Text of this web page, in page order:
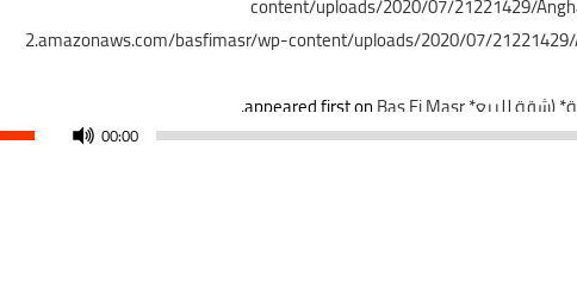
2.amazonaws.com/basfimasr/wp-content/uploads/2020/07/21221429/
Bas Fi Masr
.
00:00